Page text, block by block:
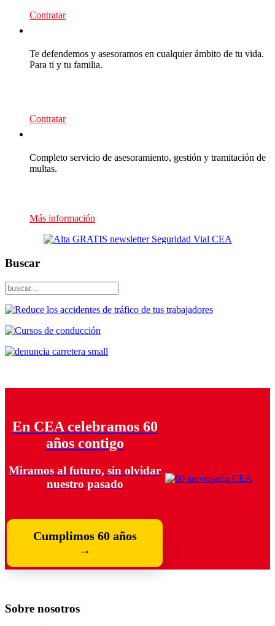
Contratar
Te defendemos y asesoramos en cualquier ámbito de tu vida.
Para ti y tu familia.
Contratar
Completo servicio de asesoramiento, gestión y tramitación de
multas.
Más información
Buscar
En CEA celebramos 60
años contigo
Miramos al futuro, sin olvidar
nuestro pasado
Cumplimos 60 años
→
Sobre nosotros